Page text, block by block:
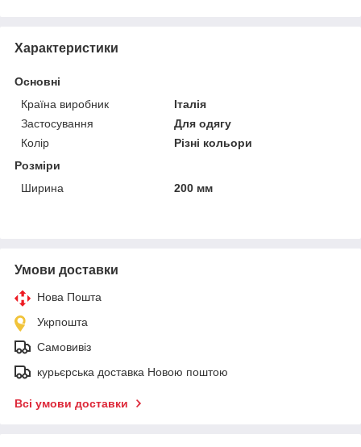
Характеристики
Основні
Країна виробник
Італія
Застосування
Для одягу
Колір
Різні кольори
Розміри
Ширина
200 мм
Умови доставки
Нова Пошта
Укрпошта
Самовивіз
курьєрська доставка Новою поштою
Всі умови доставки